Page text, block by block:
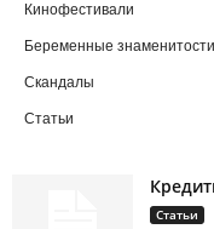
Кинофестивали
Беременные знаменитости
Скандалы
Статьи
Статьи